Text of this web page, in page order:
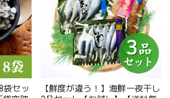
袋セッ
【鮮度が違う！】海鮮一夜干し